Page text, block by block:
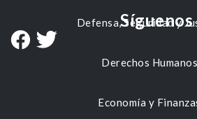
Defensa, Seguridad y
Derechos Humanos
Economía y
Síguenos